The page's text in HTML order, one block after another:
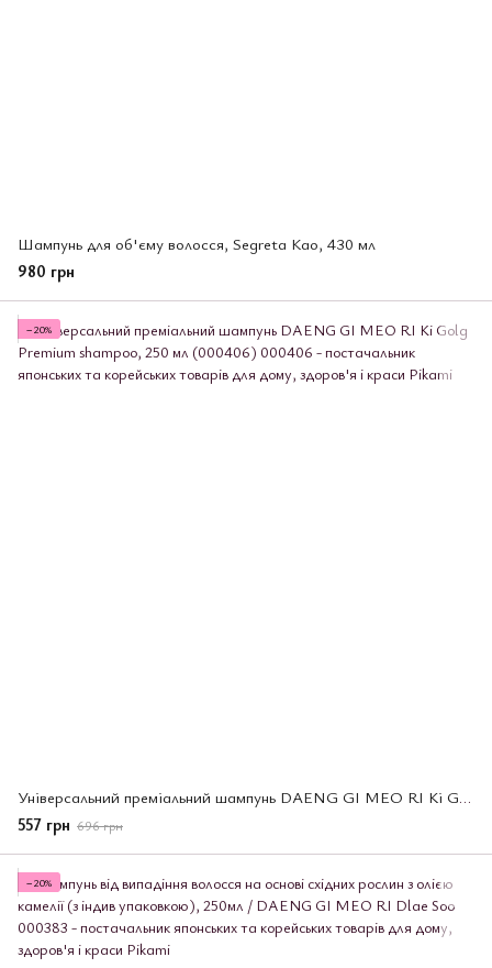
Шампунь для об'єму волосся, Segreta Као, 430 мл
980 грн
−20%
Універсальний преміальний шампунь DAENG GI MEO RI Ki Golg Premium shampoo, 250 мл (000406)
557 грн 696 грн
−20%